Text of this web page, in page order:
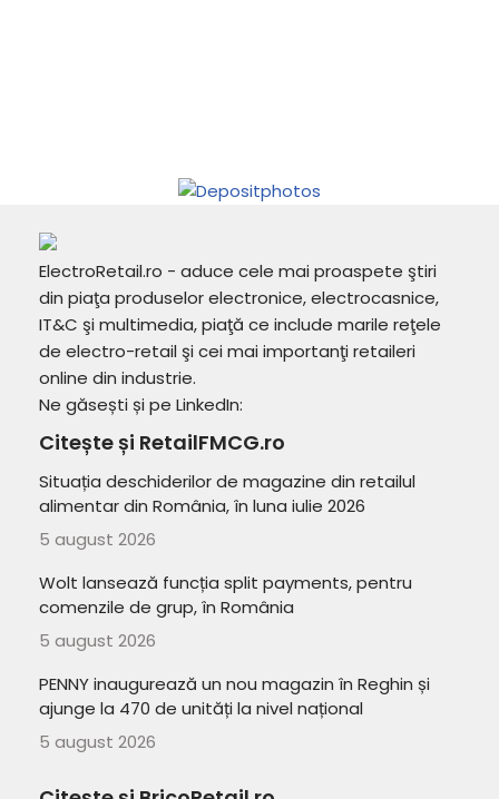
ElectroRetail.ro - aduce cele mai proaspete ştiri
din piaţa produselor electronice, electrocasnice,
IT&C şi multimedia, piaţă ce include marile reţele
de electro-retail şi cei mai importanţi retaileri
online din industrie.
Ne găsești și pe LinkedIn:
Citește și RetailFMCG.ro
Situația deschiderilor de magazine din retailul
alimentar din România, în luna iulie 2026
5 august 2026
Wolt lansează funcția split payments, pentru
comenzile de grup, în România
5 august 2026
PENNY inaugurează un nou magazin în Reghin și
ajunge la 470 de unități la nivel național
5 august 2026